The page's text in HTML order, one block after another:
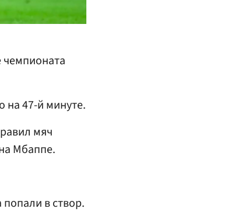
на 47-й минуте.
мяч
Мбаппе.
в створ.